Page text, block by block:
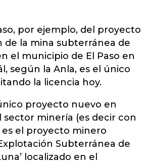
por ejemplo, del proyecto
de la mina subterránea de
el municipio de El Paso en
según la Anla, es el único
la licencia hoy.
proyecto nuevo en
minería (es decir con
el proyecto minero
Subterránea de
localizado en el